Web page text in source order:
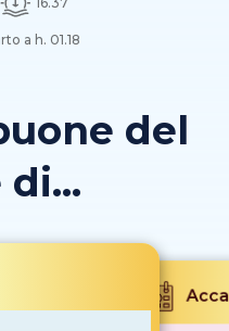
a h. 01.18
del
di...